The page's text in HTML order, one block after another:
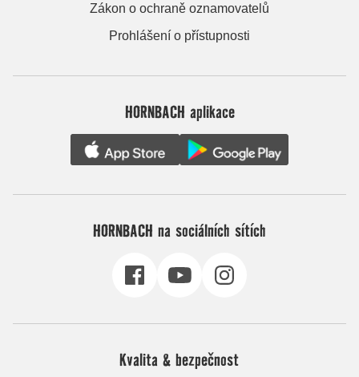
Zákon o ochraně oznamovatelů
Prohlášení o přístupnosti
HORNBACH aplikace
HORNBACH na sociálních sítích
Kvalita & bezpečnost